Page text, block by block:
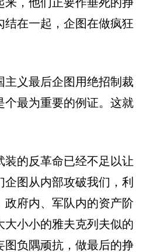
结在一起，企图在做疯狂
主义最后企图用绝招制裁
个最为重要的例证。这就
装的反革命已经不足以让
企图从内部攻破我们，利
政府内、军队内的资产阶
大小小的雅夫克列夫似的
图负隅顽抗，做最后的挣